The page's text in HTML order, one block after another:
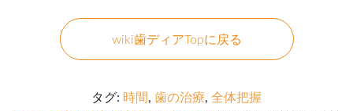
wiki歯ディアTopに戻る
タグ: 時間, 歯の治療, 全体把握